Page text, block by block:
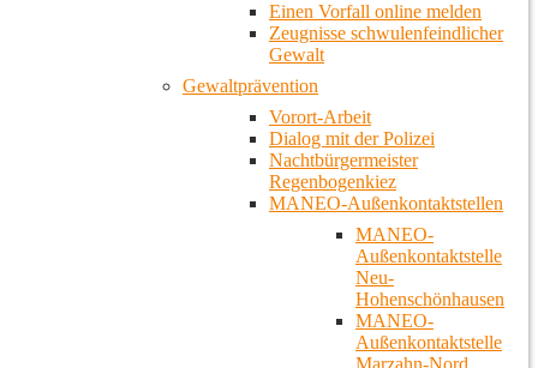
Einen Vorfall online melden
Zeugnisse schwulenfeindlicher
Gewalt
Gewaltprävention
Vorort-Arbeit
Dialog mit der Polizei
Nachtbürgermeister
Regenbogenkiez
MANEO-Außenkontaktstellen
MANEO-
Außenkontaktstelle
Neu-
Hohenschönhausen
MANEO-
Außenkontaktstelle
Marzahn-Nord